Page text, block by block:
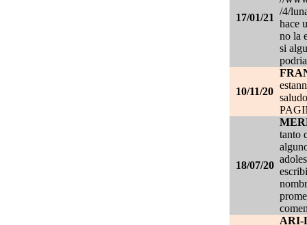
17/01/21
/4/
hace
no la
si
10/11/20
18/07/20
tanto
ARI-